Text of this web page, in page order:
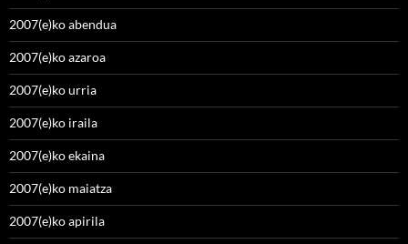
2007(e)ko abendua
2007(e)ko azaroa
2007(e)ko urria
2007(e)ko iraila
2007(e)ko ekaina
2007(e)ko maiatza
2007(e)ko apirila